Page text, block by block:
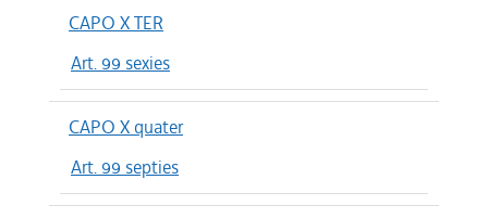
CAPO X TER
Art. 99 sexies
CAPO X quater
Art. 99 septies